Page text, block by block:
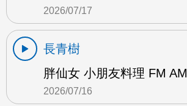
2026/07/17
長青樹
胖仙女 小朋友料理 FM AM
2026/07/16